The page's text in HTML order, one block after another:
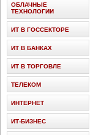
ОБЛАЧНЫЕ
ТЕХНОЛОГИИ
ИТ В ГОССЕКТОРЕ
ИТ В БАНКАХ
ИТ В ТОРГОВЛЕ
ТЕЛЕКОМ
ИНТЕРНЕТ
ИТ-БИЗНЕС